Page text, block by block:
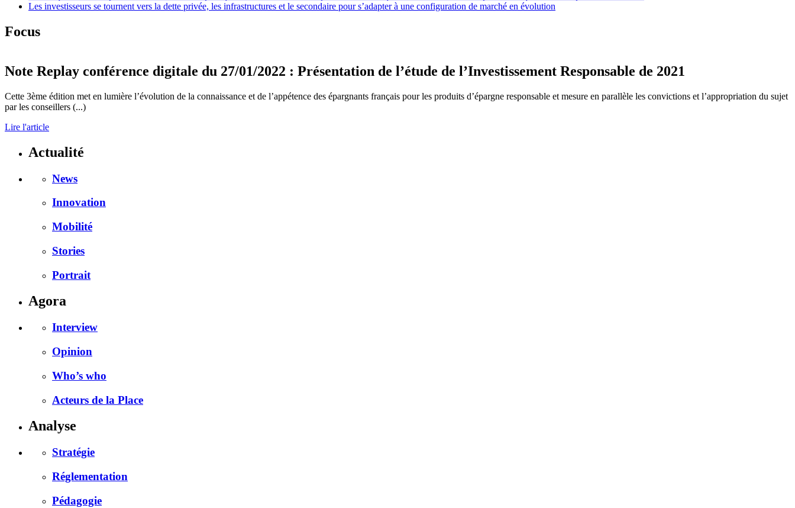
Les investisseurs se tournent vers la dette privée, les infrastructures et le secondaire pour s’adapter à une configuration de marché en évolution
Focus
Note Replay conférence digitale du 27/01/2022 : Présentation de l’étude de l’Investissement Responsable de 2021
Cette 3ème édition met en lumière l’évolution de la connaissance et de l’appétence des épargnants français pour les produits d’épargne responsable et mesure en parallèle les convictions et l’appropriation du sujet
par les conseillers (...)
Lire l'article
Actualité
News
Innovation
Mobilité
Stories
Portrait
Agora
Interview
Opinion
Who’s who
Acteurs de la Place
Analyse
Stratégie
Réglementation
Pédagogie